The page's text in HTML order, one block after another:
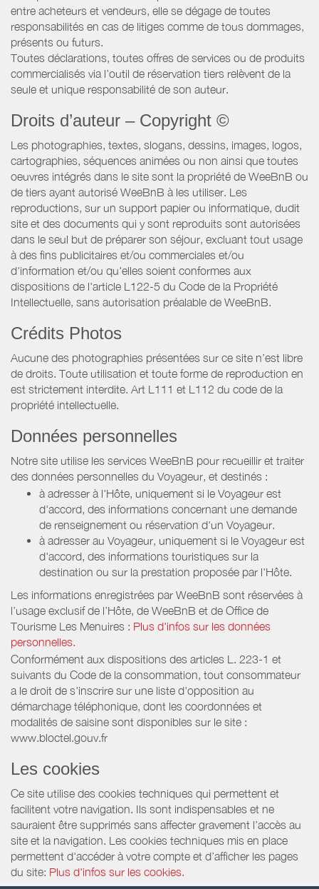
entre acheteurs et vendeurs, elle se dégage de toutes
responsabilités en cas de litiges comme de tous dommages,
présents ou futurs.
Toutes déclarations, toutes offres de services ou de produits
commercialisés via l’outil de réservation tiers relèvent de la
seule et unique responsabilité de son auteur.
Droits d’auteur – Copyright ©
Les photographies, textes, slogans, dessins, images, logos,
cartographies, séquences animées ou non ainsi que toutes
oeuvres intégrés dans le site sont la propriété de WeeBnB ou
de tiers ayant autorisé WeeBnB à les utiliser. Les
reproductions, sur un support papier ou informatique, dudit
site et des documents qui y sont reproduits sont autorisées
dans le seul but de préparer son séjour, excluant tout usage
à des fins publicitaires et/ou commerciales et/ou
d'information et/ou qu'elles soient conformes aux
dispositions de l'article L122-5 du Code de la Propriété
Intellectuelle, sans autorisation préalable de WeeBnB.
Crédits Photos
Aucune des photographies présentées sur ce site n’est libre
de droits. Toute utilisation et toute forme de reproduction en
est strictement interdite. Art L111 et L112 du code de la
propriété intellectuelle.
Données personnelles
Notre site utilise les services WeeBnB pour recueillir et traiter
des données personnelles du Voyageur, et destinés :
à adresser à l'Hôte, uniquement si le Voyageur est
d'accord, des informations concernant une demande
de renseignement ou réservation d'un Voyageur.
à adresser au Voyageur, uniquement si le Voyageur est
d'accord, des informations touristiques sur la
destination ou sur la prestation proposée par l'Hôte.
Les informations enregistrées par WeeBnB sont réservées à
l’usage exclusif de l’Hôte, de WeeBnB et de Office de
Tourisme Les Menuires : Plus d'infos sur les données
personnelles.
Conformément aux dispositions des articles L. 223-1 et
suivants du Code de la consommation, tout consommateur
a le droit de s'inscrire sur une liste d'opposition au
démarchage téléphonique, dont les coordonnées et
modalités de saisine sont disponibles sur le site :
www.bloctel.gouv.fr
Les cookies
Ce site utilise des cookies techniques qui permettent et
facilitent votre navigation. Ils sont indispensables et ne
sauraient être supprimés sans affecter gravement l’accès au
site et la navigation. Les cookies techniques mis en place
permettent d'accéder à votre compte et d’afficher les pages
du site: Plus d'infos sur les cookies.